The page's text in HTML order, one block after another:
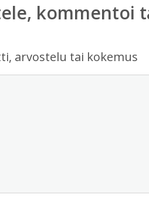
kommentoi
arvostelu tai kokemus